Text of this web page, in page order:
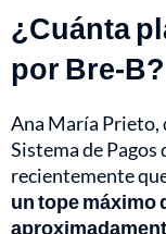
¿Cuánta
por Bre-B?
Ana María Prieto,
Sistema de Pagos
recientemente
un tope máximo